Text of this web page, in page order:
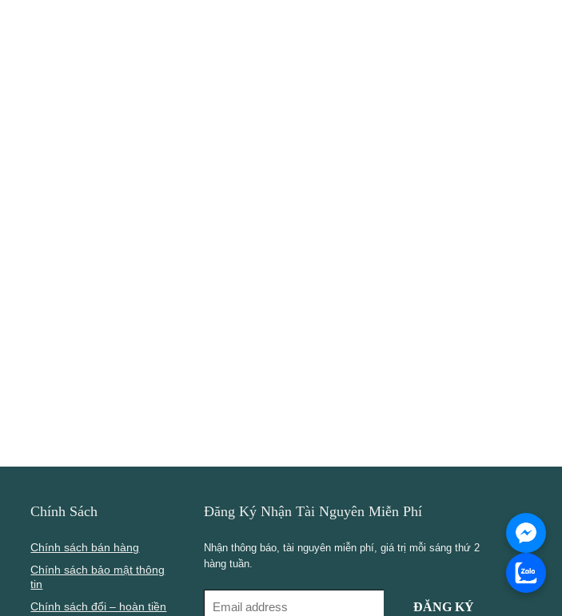
Chính Sách
Chính sách bán hàng
Chính sách bảo mật thông
tin
Chính sách đổi – hoàn tiền
Đăng Ký Nhận Tài Nguyên Miễn Phí
Nhận thông báo, tài nguyên miễn phí, giá trị mỗi sáng thứ 2
hàng tuần.